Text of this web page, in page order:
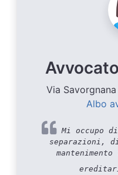
Via
Albo
Mi occupo
separazioni,